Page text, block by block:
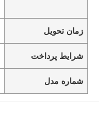
زمان تحویل
شرایط پرداخت
شماره مدل